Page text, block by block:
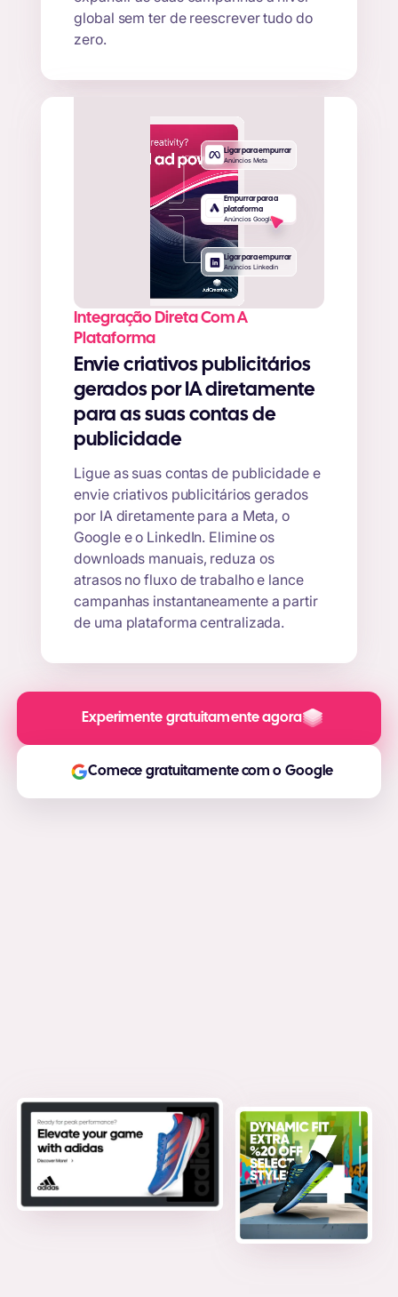
global sem ter de reescrever tudo do
zero.
Ligar para empurrar
Anúncios Meta
Ligar para empurrar
Anúncios Linkedin
Empurrar para a
plataforma
Anúncios Google
Integração Direta Com A
Plataforma
Envie criativos publicitários
gerados por IA diretamente
para as suas contas de
publicidade
Ligue as suas contas de publicidade e
envie criativos publicitários gerados
por IA diretamente para a Meta, o
Google e o LinkedIn. Elimine os
downloads manuais, reduza os
atrasos no fluxo de trabalho e lance
campanhas instantaneamente a partir
de uma plataforma centralizada.
Experimente gratuitamente agora
Comece gratuitamente com o Google